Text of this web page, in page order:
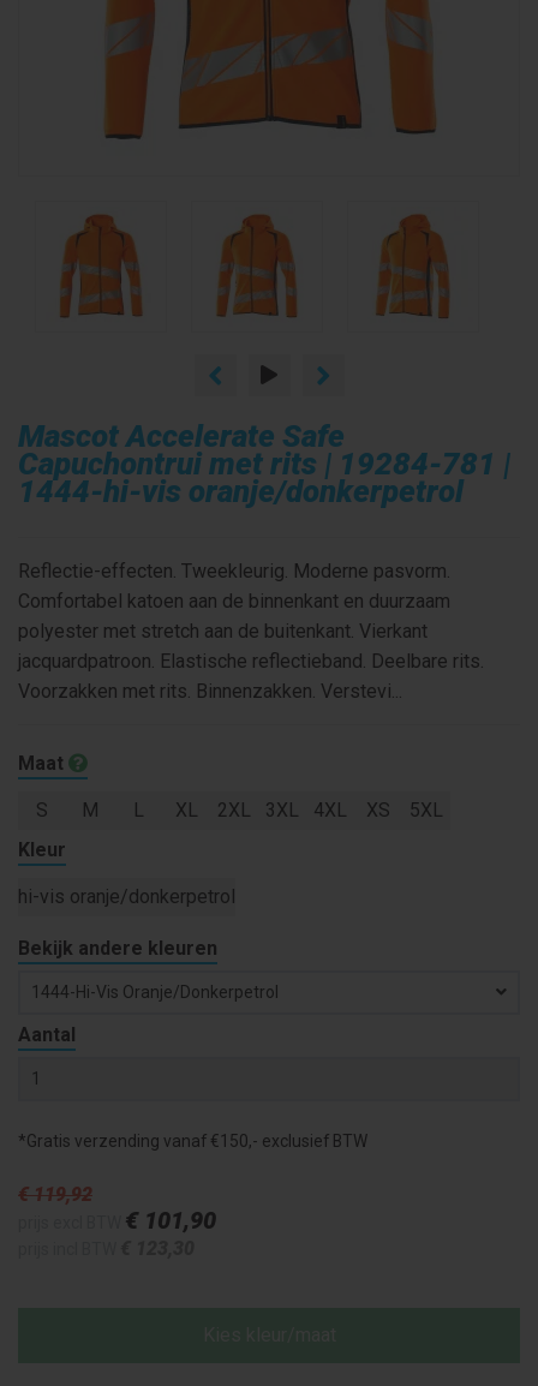
Mascot Accelerate Safe
Capuchontrui met rits | 19284-781 |
1444-hi-vis oranje/donkerpetrol
Reflectie-effecten. Tweekleurig. Moderne pasvorm.
Comfortabel katoen aan de binnenkant en duurzaam
polyester met stretch aan de buitenkant. Vierkant
jacquardpatroon. Elastische reflectieband. Deelbare rits.
Voorzakken met rits. Binnenzakken. Verstevi...
Maat
S M L XL 2XL 3XL 4XL XS
5XL
Kleur
hi-vis oranje/donkerpetrol
Bekijk andere kleuren
1444-Hi-Vis Oranje/donkerpetrol
Aantal
*Gratis verzending vanaf €150,- exclusief BTW
€ 119,92
€ 101,90